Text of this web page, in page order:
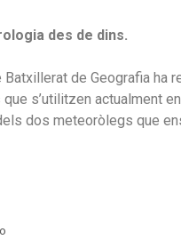
des de dins.
Batxillerat de Geografia ha
s’utilitzen actualment en
dos meteoròlegs que